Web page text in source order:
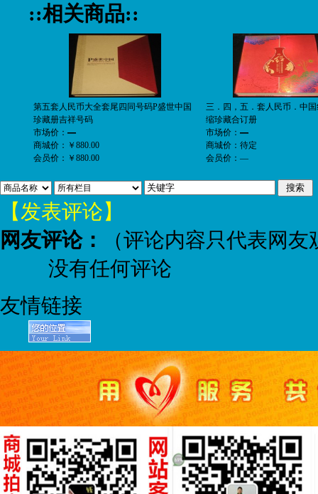
::相关商品::
第五套人民币大全套尾四同号码P盛世中国
珍藏册吉祥号码
市场价： —
商城价： ￥880.00
会员价： ￥880.00
三．四，五．套人民币．中
缩珍藏合订册
市场价： —
商城价： 待定
会员价： —
【发表评论】
网友评论：
（评论内容只代表网
没有任何评论
友情链接